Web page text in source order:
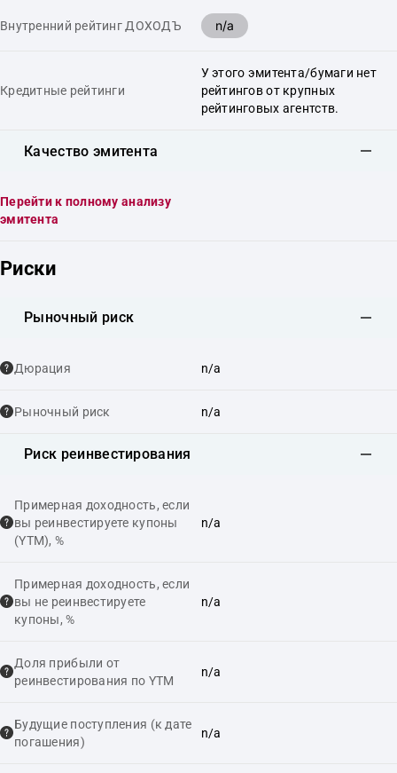
Внутренний рейтинг ДОХОДЪ n/a
Кредитные рейтинги
У этого эмитента/бумаги нет
рейтингов от крупных
рейтинговых агентств.
Качество эмитента
Перейти к полному анализу
эмитента
Риски
Рыночный риск
Дюрация n/a
Рыночный риск n/a
Риск реинвестирования
Примерная доходность, если
вы реинвестируете купоны
(YTM), %
n/a
Примерная доходность, если
вы не реинвестируете
купоны, %
n/a
Доля прибыли от
реинвестирования по YTM
n/a
Будущие поступления (к дате
погашения)
n/a